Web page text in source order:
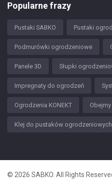
Popularne frazy
Pustaki SABKO Pustaki
Podmurówki ogrodzeniowe
Panele 3D Słupki
Impregnaty do ogrodzeń
Ogrodzenia KONEKT
Klej do pustaków ogrodzeniowych
© 2026 SABKO. All Rights